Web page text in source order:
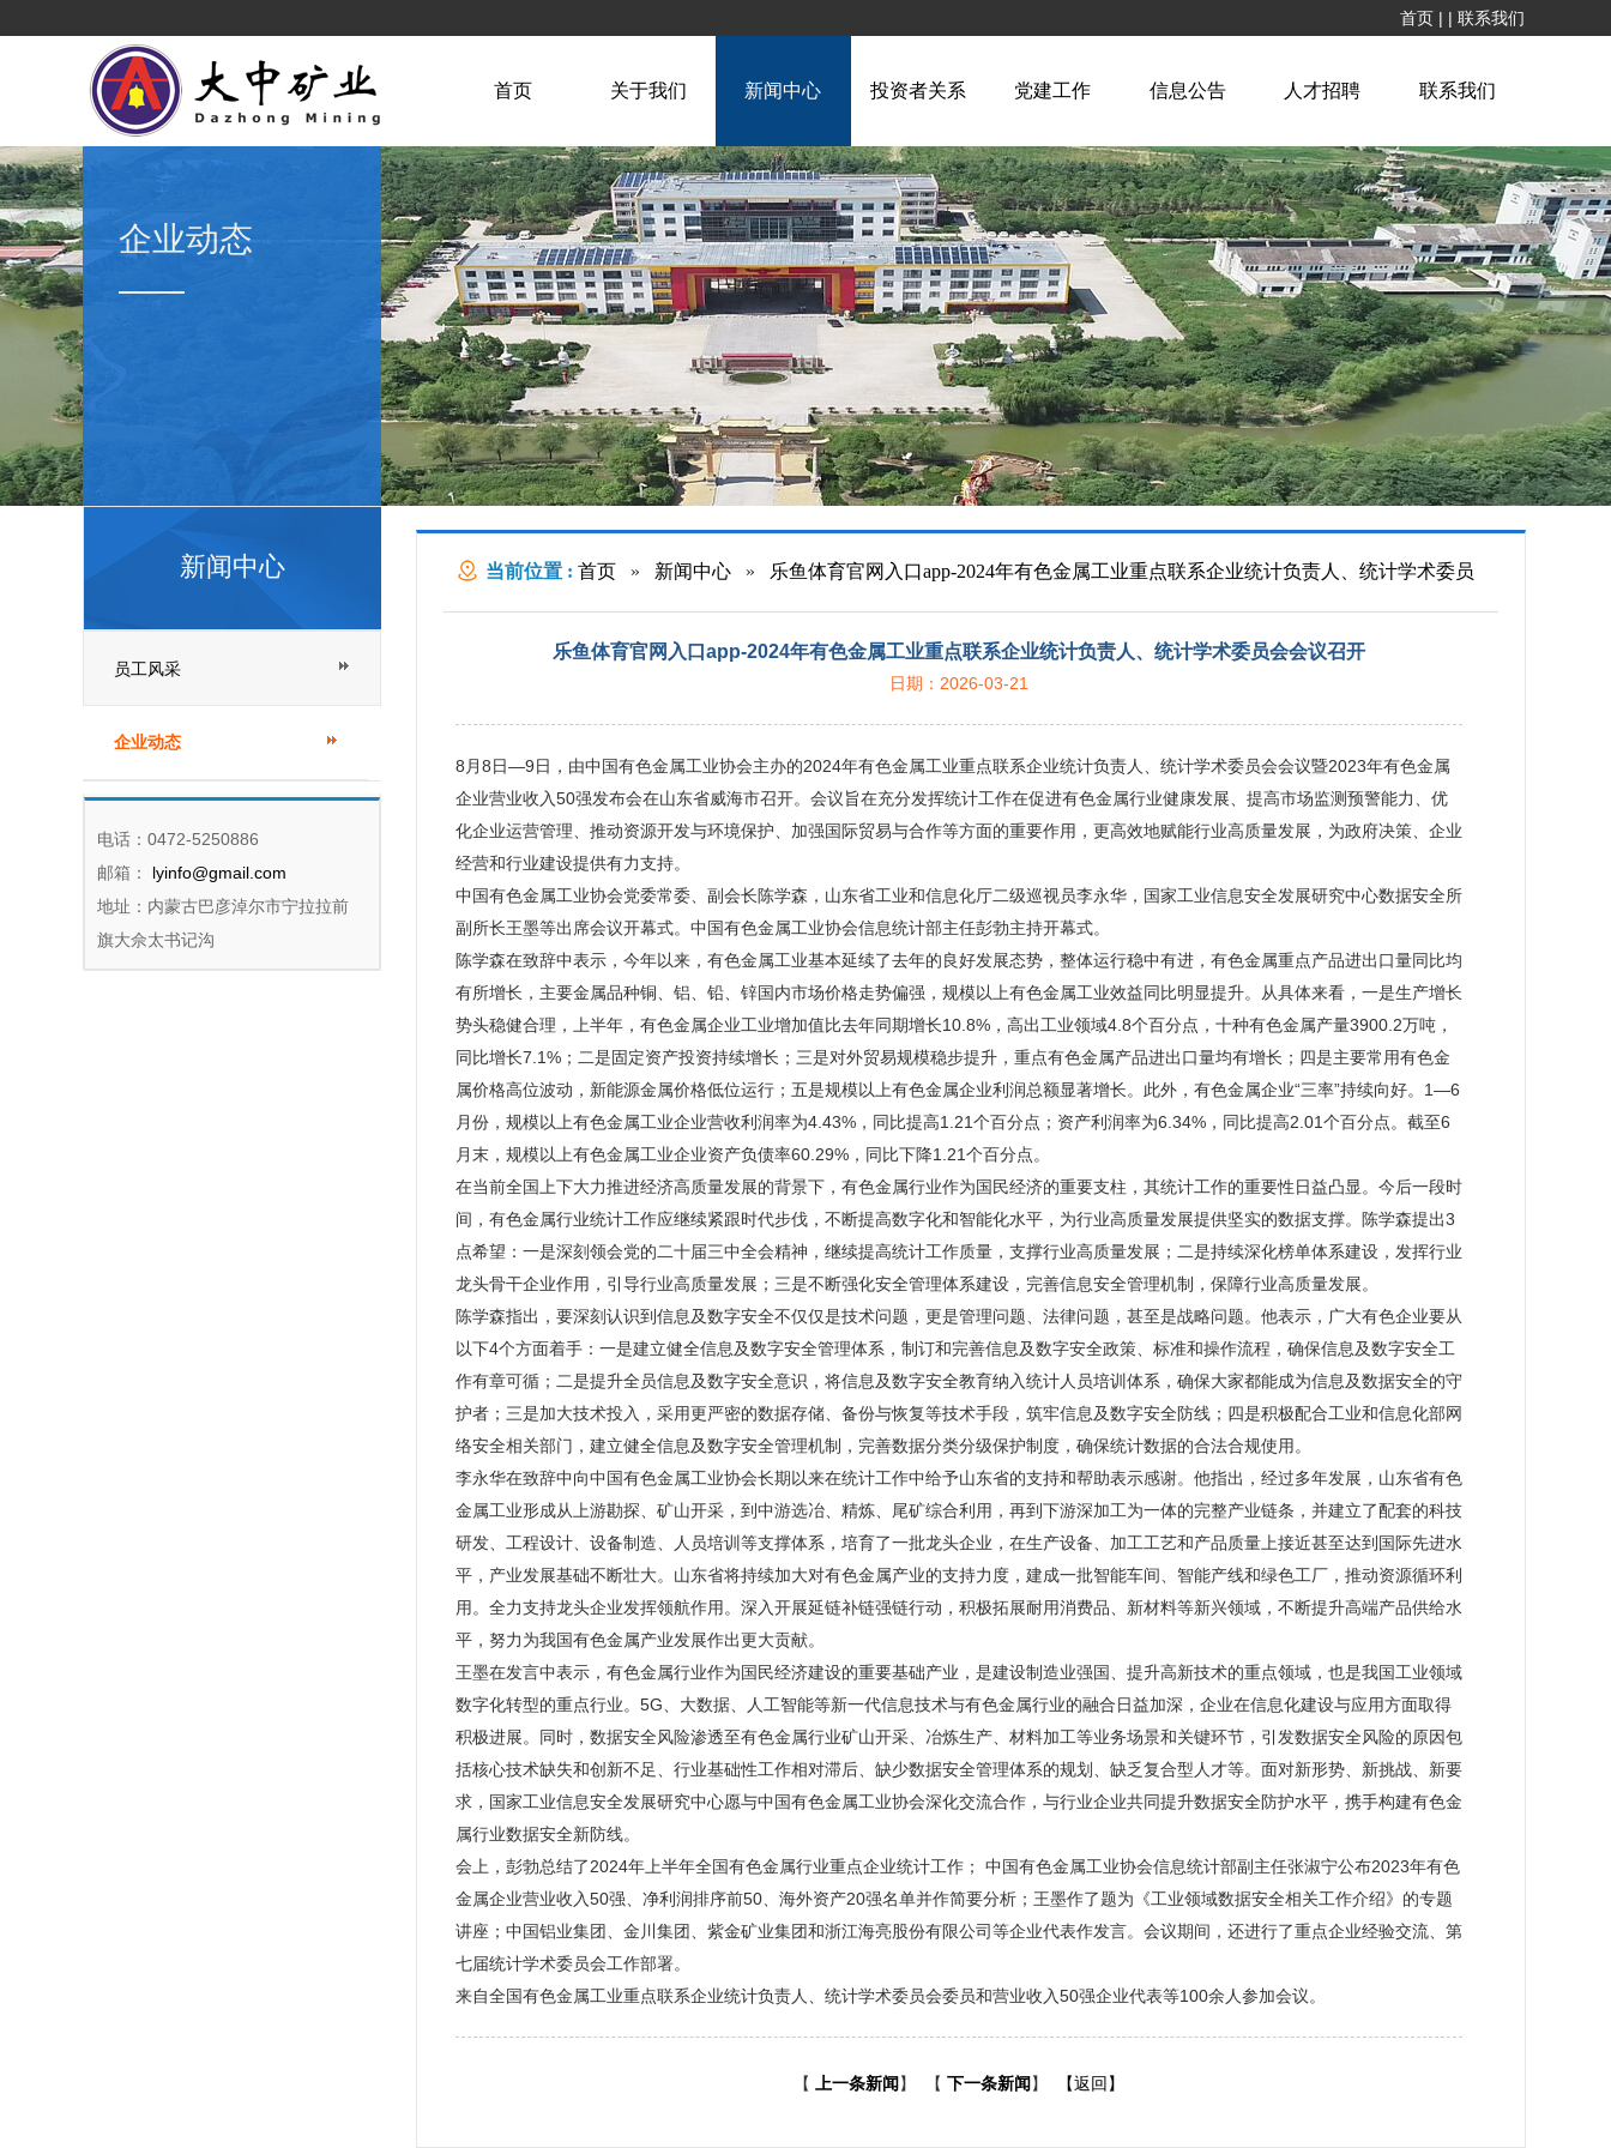
首页 | | 联系我们
首页 关于我们 新闻中心 投资者关系 党建工作 信息公告 人才招聘 联系我们
企业动态
新闻中心
员工风采
企业动态
电话：0472-5250886
邮箱：
lyinfo@gmail.com
地址：内蒙古巴彦淖尔市宁拉拉前
旗大佘太书记沟
当前位置 : 首页» 新闻中心» 乐鱼体育官网入口app-2024年有色金属工业重点联系企业统计负责人、统计学术委员
乐鱼体育官网入口app-2024年有色金属工业重点联系企业统计负责人、统计学术委员会会议召开
日期：2026-03-21
8月8日—9日，由中国有色金属工业协会主办的2024年有色金属工业重点联系企业统计负责人、统计学术委员会会议暨2023年有色金属
企业营业收入50强发布会在山东省威海市召开。会议旨在充分发挥统计工作在促进有色金属行业健康发展、提高市场监测预警能力、优
化企业运营管理、推动资源开发与环境保护、加强国际贸易与合作等方面的重要作用，更高效地赋能行业高质量发展，为政府决策、企业
经营和行业建设提供有力支持。
中国有色金属工业协会党委常委、副会长陈学森，山东省工业和信息化厅二级巡视员李永华，国家工业信息安全发展研究中心数据安全所
副所长王墨等出席会议开幕式。中国有色金属工业协会信息统计部主任彭勃主持开幕式。
陈学森在致辞中表示，今年以来，有色金属工业基本延续了去年的良好发展态势，整体运行稳中有进，有色金属重点产品进出口量同比均
有所增长，主要金属品种铜、铝、铅、锌国内市场价格走势偏强，规模以上有色金属工业效益同比明显提升。从具体来看，一是生产增长
势头稳健合理，上半年，有色金属企业工业增加值比去年同期增长10.8%，高出工业领域4.8个百分点，十种有色金属产量3900.2万吨，
同比增长7.1%；二是固定资产投资持续增长；三是对外贸易规模稳步提升，重点有色金属产品进出口量均有增长；四是主要常用有色金
属价格高位波动，新能源金属价格低位运行；五是规模以上有色金属企业利润总额显著增长。此外，有色金属企业“三率”持续向好。1—6
月份，规模以上有色金属工业企业营收利润率为4.43%，同比提高1.21个百分点；资产利润率为6.34%，同比提高2.01个百分点。截至6
月末，规模以上有色金属工业企业资产负债率60.29%，同比下降1.21个百分点。
在当前全国上下大力推进经济高质量发展的背景下，有色金属行业作为国民经济的重要支柱，其统计工作的重要性日益凸显。今后一段时
间，有色金属行业统计工作应继续紧跟时代步伐，不断提高数字化和智能化水平，为行业高质量发展提供坚实的数据支撑。陈学森提出3
点希望：一是深刻领会党的二十届三中全会精神，继续提高统计工作质量，支撑行业高质量发展；二是持续深化榜单体系建设，发挥行业
龙头骨干企业作用，引导行业高质量发展；三是不断强化安全管理体系建设，完善信息安全管理机制，保障行业高质量发展。
陈学森指出，要深刻认识到信息及数字安全不仅仅是技术问题，更是管理问题、法律问题，甚至是战略问题。他表示，广大有色企业要从
以下4个方面着手：一是建立健全信息及数字安全管理体系，制订和完善信息及数字安全政策、标准和操作流程，确保信息及数字安全工
作有章可循；二是提升全员信息及数字安全意识，将信息及数字安全教育纳入统计人员培训体系，确保大家都能成为信息及数据安全的守
护者；三是加大技术投入，采用更严密的数据存储、备份与恢复等技术手段，筑牢信息及数字安全防线；四是积极配合工业和信息化部网
络安全相关部门，建立健全信息及数字安全管理机制，完善数据分类分级保护制度，确保统计数据的合法合规使用。
李永华在致辞中向中国有色金属工业协会长期以来在统计工作中给予山东省的支持和帮助表示感谢。他指出，经过多年发展，山东省有色
金属工业形成从上游勘探、矿山开采，到中游选冶、精炼、尾矿综合利用，再到下游深加工为一体的完整产业链条，并建立了配套的科技
研发、工程设计、设备制造、人员培训等支撑体系，培育了一批龙头企业，在生产设备、加工工艺和产品质量上接近甚至达到国际先进水
平，产业发展基础不断壮大。山东省将持续加大对有色金属产业的支持力度，建成一批智能车间、智能产线和绿色工厂，推动资源循环利
用。全力支持龙头企业发挥领航作用。深入开展延链补链强链行动，积极拓展耐用消费品、新材料等新兴领域，不断提升高端产品供给水
平，努力为我国有色金属产业发展作出更大贡献。
王墨在发言中表示，有色金属行业作为国民经济建设的重要基础产业，是建设制造业强国、提升高新技术的重点领域，也是我国工业领域
数字化转型的重点行业。5G、大数据、人工智能等新一代信息技术与有色金属行业的融合日益加深，企业在信息化建设与应用方面取得
积极进展。同时，数据安全风险渗透至有色金属行业矿山开采、冶炼生产、材料加工等业务场景和关键环节，引发数据安全风险的原因包
括核心技术缺失和创新不足、行业基础性工作相对滞后、缺少数据安全管理体系的规划、缺乏复合型人才等。面对新形势、新挑战、新要
求，国家工业信息安全发展研究中心愿与中国有色金属工业协会深化交流合作，与行业企业共同提升数据安全防护水平，携手构建有色金
属行业数据安全新防线。
会上，彭勃总结了2024年上半年全国有色金属行业重点企业统计工作； 中国有色金属工业协会信息统计部副主任张淑宁公布2023年有色
金属企业营业收入50强、净利润排序前50、海外资产20强名单并作简要分析；王墨作了题为《工业领域数据安全相关工作介绍》的专题
讲座；中国铝业集团、金川集团、紫金矿业集团和浙江海亮股份有限公司等企业代表作发言。会议期间，还进行了重点企业经验交流、第
七届统计学术委员会工作部署。
来自全国有色金属工业重点联系企业统计负责人、统计学术委员会委员和营业收入50强企业代表等100余人参加会议。
【 上一条新闻 】 【 下一条新闻 】 【返回】